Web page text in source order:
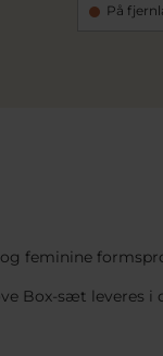
På
feminine
Box-sæt leveres i